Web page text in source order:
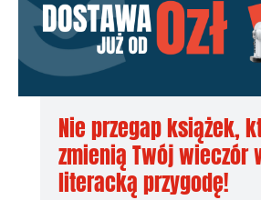
Nie przegap książek,
zmienią Twój wieczór
literacką przygodę!